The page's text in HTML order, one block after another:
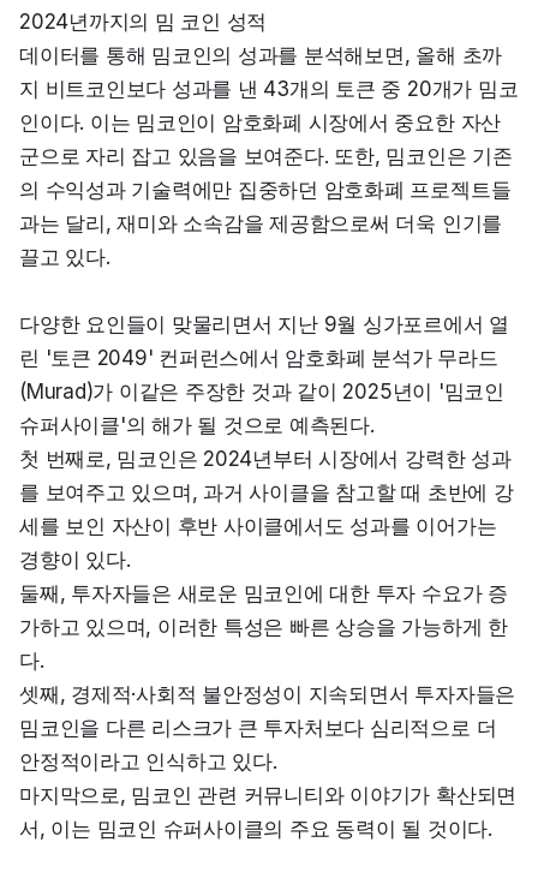
2024년까지의 밈 코인 성적
데이터를 통해 밈코인의 성과를 분석해보면, 올해 초까
지 비트코인보다 성과를 낸 43개의 토큰 중 20개가 밈코
인이다. 이는 밈코인이 암호화폐 시장에서 중요한 자산
군으로 자리 잡고 있음을 보여준다. 또한, 밈코인은 기존
의 수익성과 기술력에만 집중하던 암호화폐 프로젝트들
과는 달리, 재미와 소속감을 제공함으로써 더욱 인기를
끌고 있다.
다양한 요인들이 맞물리면서 지난 9월 싱가포르에서 열
린 '토큰 2049' 컨퍼런스에서 암호화폐 분석가 무라드
(Murad)가 이같은 주장한 것과 같이 2025년이 '밈코인
슈퍼사이클'의 해가 될 것으로 예측된다.
첫 번째로, 밈코인은 2024년부터 시장에서 강력한 성과
를 보여주고 있으며, 과거 사이클을 참고할 때 초반에 강
세를 보인 자산이 후반 사이클에서도 성과를 이어가는
경향이 있다.
둘째, 투자자들은 새로운 밈코인에 대한 투자 수요가 증
가하고 있으며, 이러한 특성은 빠른 상승을 가능하게 한
다.
셋째, 경제적·사회적 불안정성이 지속되면서 투자자들은
밈코인을 다른 리스크가 큰 투자처보다 심리적으로 더
안정적이라고 인식하고 있다.
마지막으로, 밈코인 관련 커뮤니티와 이야기가 확산되면
서, 이는 밈코인 슈퍼사이클의 주요 동력이 될 것이다.